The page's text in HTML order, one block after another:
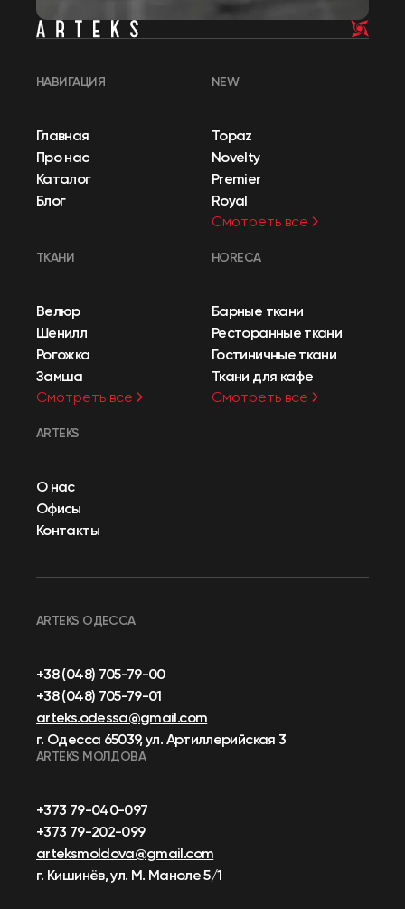
НАВИГАЦИЯ
Главная
Про нас
Каталог
Блог
NEW
Topaz
Novelty
Premier
Royal
Смотреть все
ТКАНИ
Велюр
Шенилл
Рогожка
Замша
Смотреть все
HORECA
Барные ткани
Ресторанные ткани
Гостиничные ткани
Ткани для кафе
Смотреть все
ARTEKS
О нас
Офисы
Контакты
ARTEKS ОДЕССА
+38 (048) 705-79-00
+38 (048) 705-79-01
arteks.odessa@gmail.com
г. Одесса 65039, ул. Артиллерийская 3
ARTEKS МОЛДОВА
+373 79-040-097
+373 79-202-099
arteksmoldova@gmail.com
г. Кишинёв, ул. М. Маноле 5/1